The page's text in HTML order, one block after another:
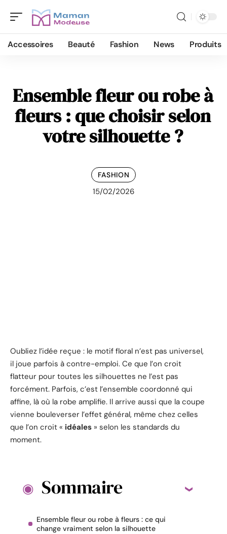
Accessoires Beauté Fashion News Produits
Ensemble fleur ou robe à
fleurs : que choisir selon
votre silhouette ?
FASHION
15/02/2026
Oubliez l’idée reçue : le motif floral n’est pas universel,
il joue parfois à contre-emploi. Ce que l’on croit
flatteur pour toutes les silhouettes ne l’est pas
forcément. Parfois, c’est l’ensemble coordonné qui
affine, là où la robe amplifie. Il arrive aussi que la coupe
vienne bouleverser l’effet général, même chez celles
que l’on croit « idéales » selon les standards du
moment.
Sommaire
Ensemble fleur ou robe à fleurs : ce qui
change vraiment selon la silhouette